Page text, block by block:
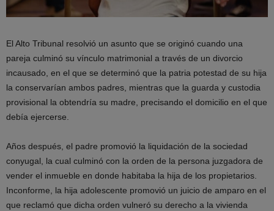
El Alto Tribunal resolvió un asunto que se originó cuando una
pareja culminó su vínculo matrimonial a través de un divorcio
incausado, en el que se determinó que la patria potestad de su hija
la conservarían ambos padres, mientras que la guarda y custodia
provisional la obtendría su madre, precisando el domicilio en el que
debía ejercerse.
Años después, el padre promovió la liquidación de la sociedad
conyugal, la cual culminó con la orden de la persona juzgadora de
vender el inmueble en donde habitaba la hija de los propietarios.
Inconforme, la hija adolescente promovió un juicio de amparo en el
que reclamó que dicha orden vulneró su derecho a la vivienda